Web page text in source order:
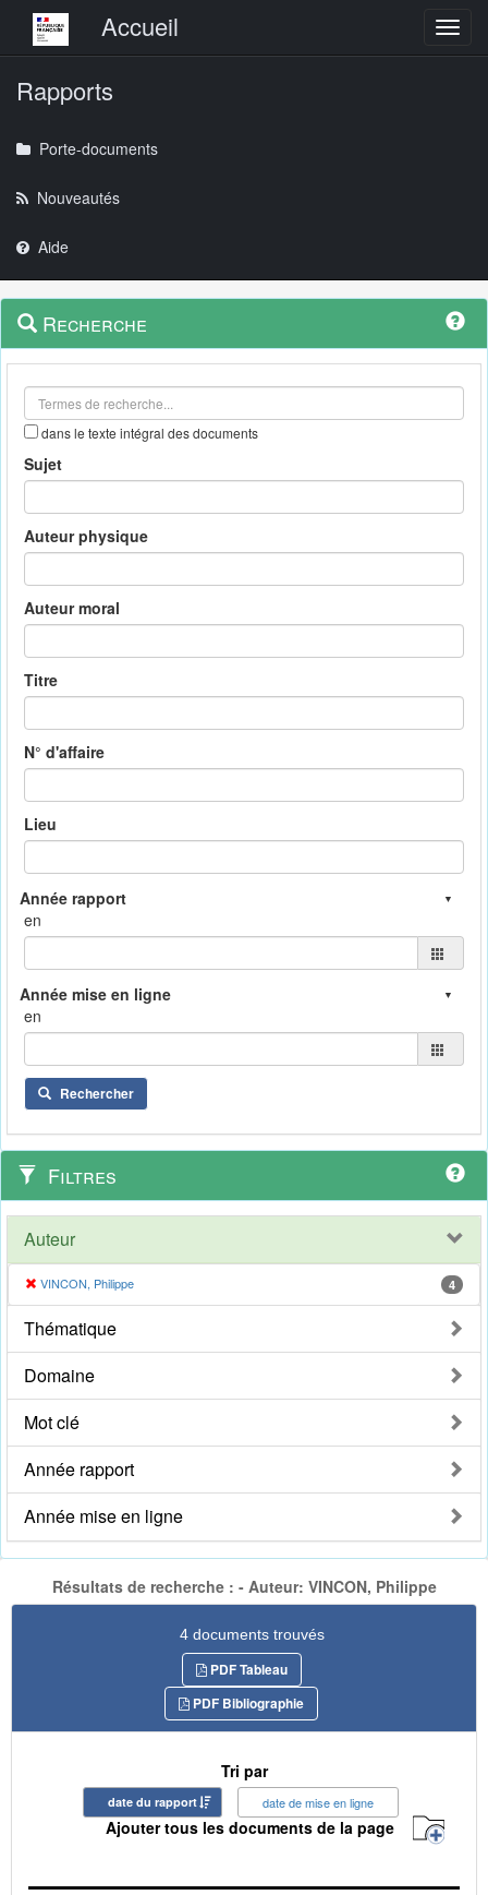
Menu principalAccueil
Rapports
Porte-documents
Nouveautés
Aide
Navigation
outils
Menu
contextuel
Recherche
dans le texte intégral des documents
Sujet
Auteur physique
Auteur moral
Titre
N° d'affaire
Lieu
en
en
Rechercher
Filtres
Auteur
VINCON, Philippe 4
Thématique
Domaine
Mot clé
Année rapport
Année mise en ligne
Résultats de recherche : - Auteur: VINCON, Philippe
4 documents trouvés
PDF Tableau
PDF Bibliographie
Tri par
date du rapport date de mise en ligne
Ajouter tous les documents de la page